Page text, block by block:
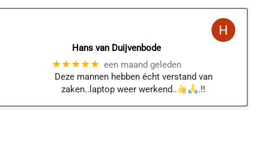
Hans van Duijvenbode
★★★★★ een maand geleden
Deze mannen hebben écht verstand van
zaken..laptop weer werkend..
.!!